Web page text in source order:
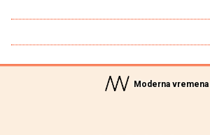
Moderna vremena